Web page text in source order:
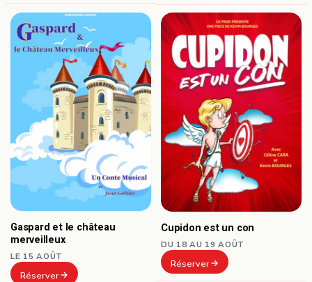
Gaspard et le château
merveilleux
LE 15 AOÛT
Réserver
Cupidon est un con
DU 18 AU 19 AOÛT
Réserver